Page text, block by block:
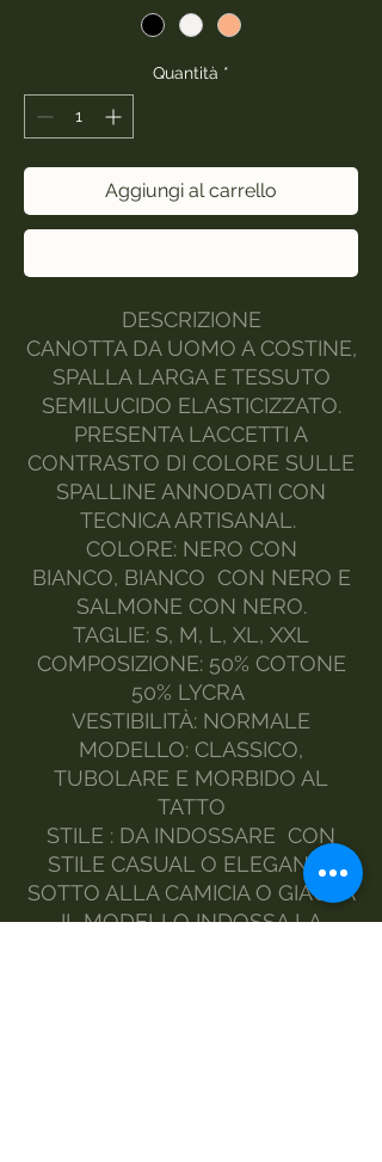
Quantità *
Aggiungi al carrello
DESCRIZIONE
CANOTTA DA UOMO A COSTINE,
SPALLA LARGA E TESSUTO
SEMILUCIDO ELASTICIZZATO.
PRESENTA LACCETTI A
CONTRASTO DI COLORE SULLE
SPALLINE ANNODATI CON
TECNICA ARTISANAL.
COLORE: NERO CON
BIANCO, BIANCO CON NERO E
SALMONE CON NERO.
TAGLIE: S, M, L, XL, XXL
COMPOSIZIONE: 50% COTONE
50% LYCRA
VESTIBILITÀ: NORMALE
MODELLO: CLASSICO,
TUBOLARE E MORBIDO AL
TATTO
STILE : DA INDOSSARE CON
STILE CASUAL O ELEGANTE
SOTTO ALLA CAMICIA O GIACCA
IL MODELLO INDOSSA LA